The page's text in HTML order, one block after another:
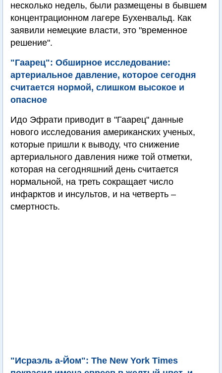
несколько недель, были размещены в бывшем
концентрационном лагере Бухенвальд. Как
заявили немецкие власти, это "временное
решение".
"Гаарец": Обширное исследование:
артериальное давление, которое сегодня
считается нормой, слишком высокое и
опасное
Идо Эфрати приводит в "Гаарец" данные
нового исследования американских ученых,
которые пришли к выводу, что снижение
артериального давления ниже той отметки,
которая на сегодняшний день считается
нормальной, на треть сокращает число
инфарктов и инсультов, и на четверть –
смертность.
"Исраэль а-Йом": The New York Times